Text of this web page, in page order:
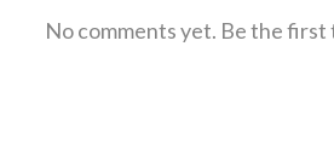
No comments yet. Be the first